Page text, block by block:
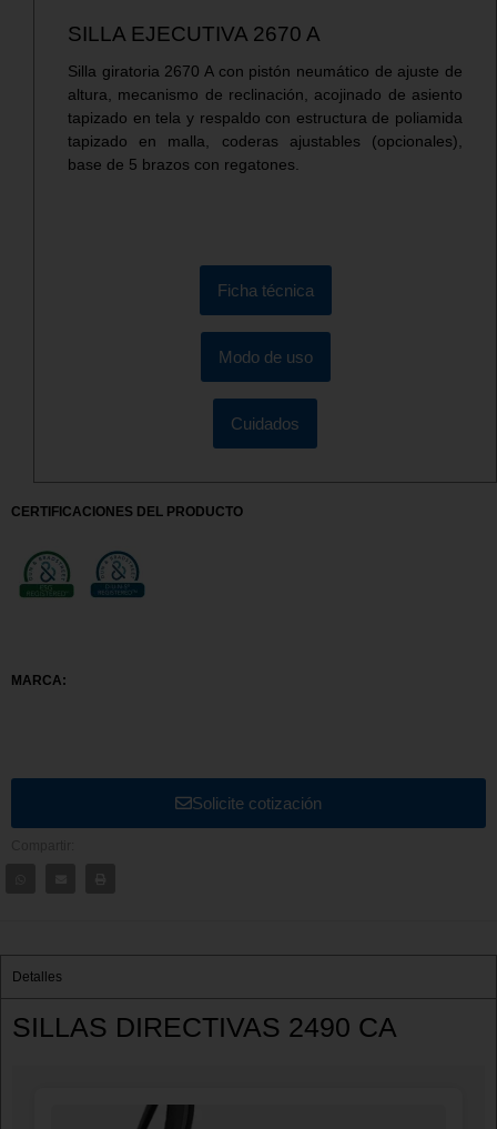
SILLA EJECUTIVA 2670 A
Silla giratoria 2670 A con pistón neumático de ajuste de
altura, mecanismo de reclinación, acojinado de asiento
tapizado en tela y respaldo con estructura de poliamida
tapizado en malla, coderas ajustables (opcionales),
base de 5 brazos con regatones.
Ficha técnica
Modo de uso
Cuidados
CERTIFICACIONES DEL PRODUCTO
MARCA:
Solicite cotización
Detalles
SILLAS DIRECTIVAS 2490 CA